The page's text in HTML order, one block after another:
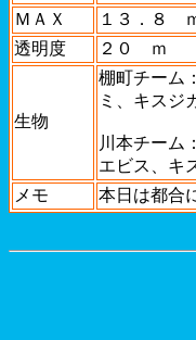
ＭＡＸ
１３．８
透明度
２０ ｍ
生物
棚町チーム
ミ、キスジ
川本チーム
エビス、キ
メモ
本日は都合